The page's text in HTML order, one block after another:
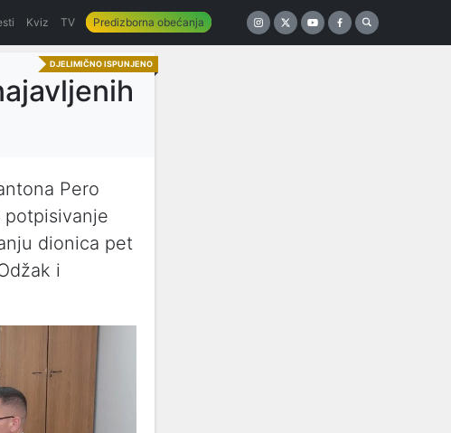
Kviz TV Predizborna obećanja
DJELIMIČNO ISPUNJENO
Pero
potpisivanje
dionica pet
i